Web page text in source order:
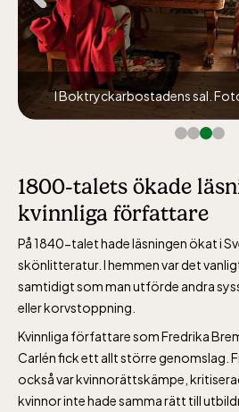
I Boktryckarbostadens sal.
1800-talets ökade
kvinnliga författare
På 1840-talet hade läsningen ökat i
skönlitteratur. I hemmen var det
samtidigt som man utförde andra
eller korvstoppning.
Kvinnliga författare som Fredrika
Carlén fick ett allt större genomslag.
också var kvinnorättskämpe,
kvinnor inte hade samma rätt till